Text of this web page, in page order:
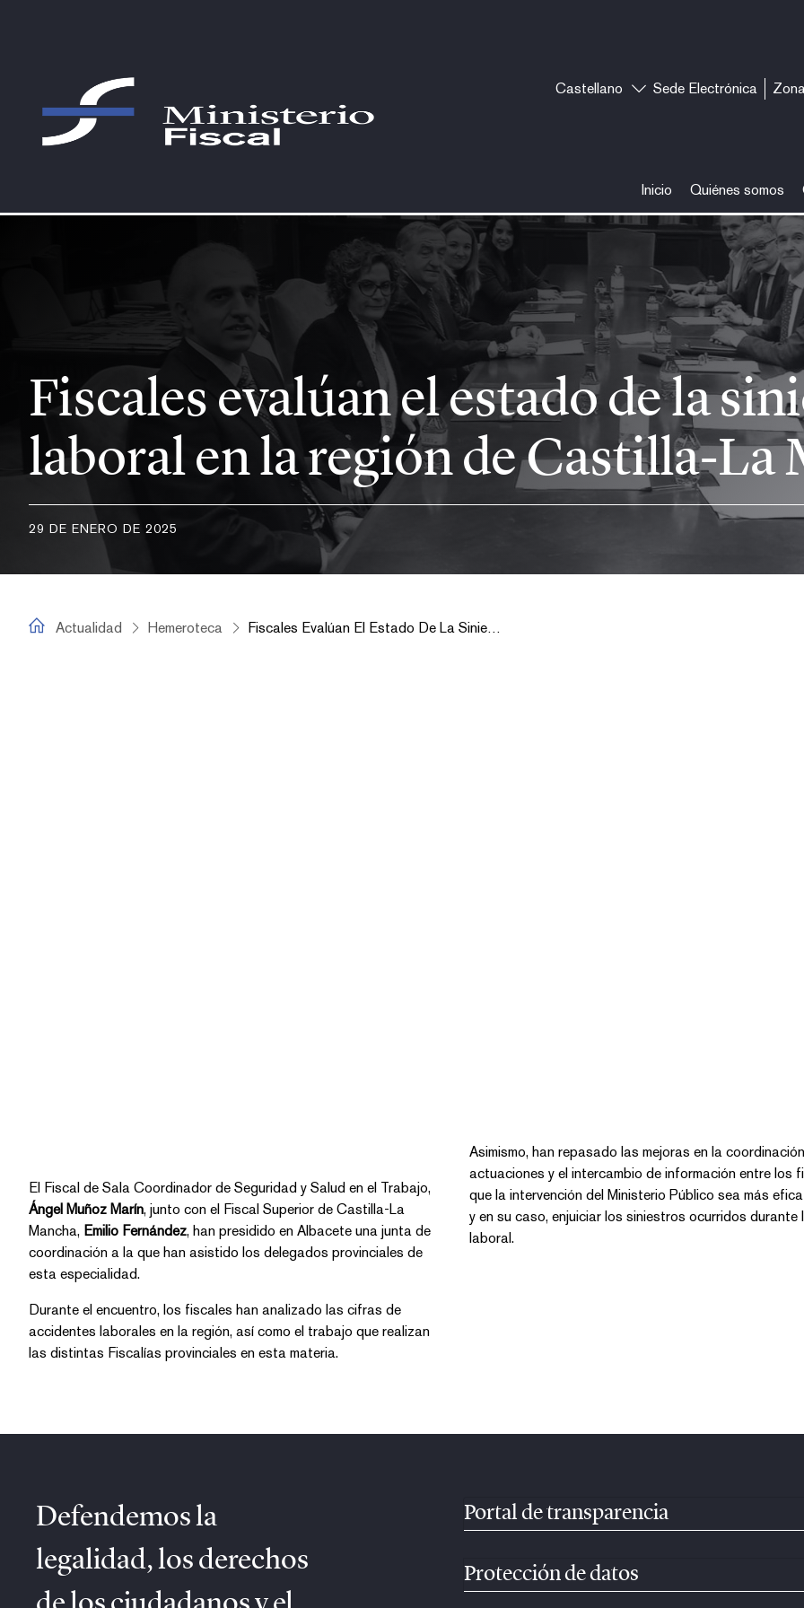
Castellano Sede Electrónica
Inicio Quiénes somos
Fiscales evalúan el estado de la siniestralidad laboral en la
Fiscales evalúan el estado de la
laboral en la región de Castilla-La
29 DE ENERO DE 2025
fiscal.esActualidad Hemeroteca Fiscales Evalúan El Estado De La Siniestralidad Laboral En La Región De Castilla-la Mancha
El Fiscal de Sala Coordinador de Seguridad y Salud en el Trabajo,
Ángel Muñoz Marín, junto con el Fiscal Superior de Castilla-La
Mancha, Emilio Fernández, han presidido en Albacete una junta de
coordinación a la que han asistido los delegados provinciales de
esta especialidad.
Durante el encuentro, los fiscales han analizado las cifras de
accidentes laborales en la región, así como el trabajo que realizan
las distintas Fiscalías provinciales en esta materia.
Asimismo, han repasado las mejoras en la
actuaciones y el intercambio de información entre los fiscales para
que la intervención del Ministerio Público sea más eficaz para evitar
y en su caso, enjuiciar los siniestros ocurridos durante la actividad
laboral.
Defendemos la
legalidad, los derechos
Portal de transparencia
Protección de datos